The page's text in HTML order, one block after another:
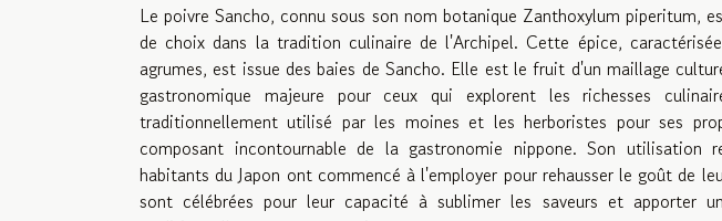
Le poivre Sancho, connu sous son nom botanique Zanthoxylum piperitum,
de choix dans la tradition culinaire de l'Archipel. Cette épice,
agrumes, est issue des baies de Sancho. Elle est le fruit d'un maillage
gastronomique majeure pour ceux qui explorent les richesses
traditionnellement utilisé par les moines et les herboristes pour ses
composant incontournable de la gastronomie nippone. Son utilisation
habitants du Japon ont commencé à l'employer pour rehausser le goût de
sont célébrées pour leur capacité à sublimer les saveurs et apporter